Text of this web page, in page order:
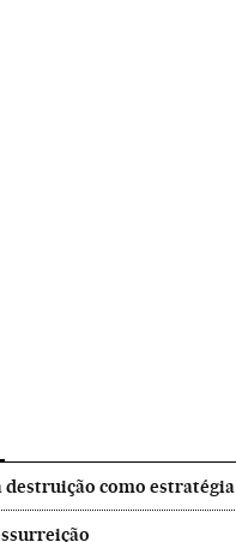
destruição como estratégia